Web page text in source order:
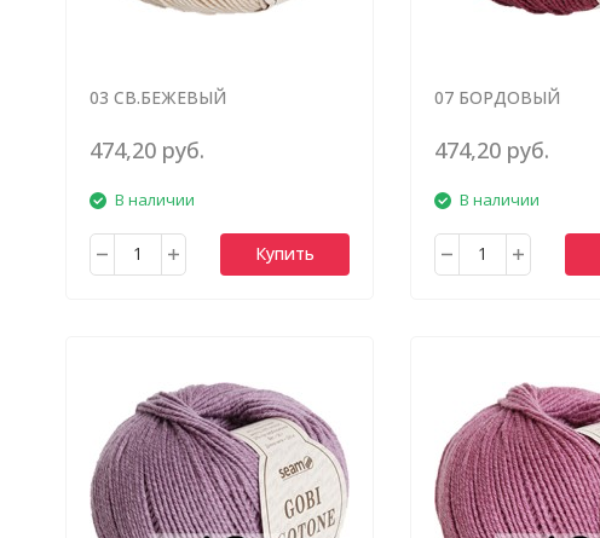
03 СВ.БЕЖЕВЫЙ
474,20 руб.
В наличии
Купить
07 БОРДОВЫЙ
474,20 руб.
В наличии